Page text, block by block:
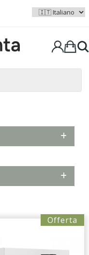
Offerta